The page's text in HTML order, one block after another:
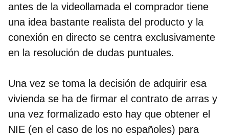
antes de la videollamada el comprador tiene
una idea bastante realista del producto y la
conexión en directo se centra exclusivamente
en la resolución de dudas puntuales.
Una vez se toma la decisión de adquirir esa
vivienda se ha de firmar el contrato de arras y
una vez formalizado esto hay que obtener el
NIE (en el caso de los no españoles) para